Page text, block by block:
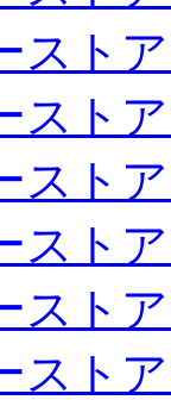
スト
スト
スト
スト
スト
スト